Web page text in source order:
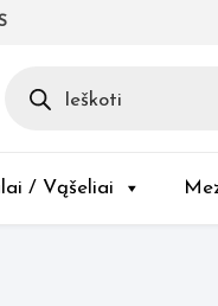
search
/ Vąšeliai